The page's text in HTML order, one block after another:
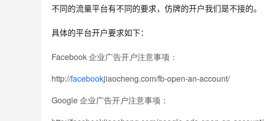
不同的流量平台有不同的要求，仿牌的开户我们是不接的。
具体的平台开户要求如下：
Facebook 企业广告开户注意事项：
http://facebookjiaocheng.com/fb-open-an-account/
Google 企业广告开户注意事项：